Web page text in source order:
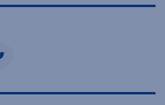
twitter